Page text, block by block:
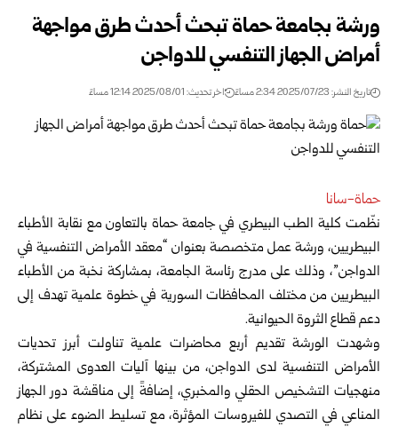
ورشة بجامعة حماة تبحث أحدث طرق مواجهة
أمراض الجهاز التنفسي للدواجن
تاريخ النشر: 2025/07/23 2:34 مساءً اخر تحديث: 2025/08/01 12:14 مساءً
حماة-سانا
نظّمت كلية الطب البيطري في جامعة حماة بالتعاون مع نقابة الأطباء
البيطريين، ورشة عمل متخصصة بعنوان “معقد الأمراض التنفسية في
الدواجن”، وذلك على مدرج رئاسة الجامعة، بمشاركة نخبة من الأطباء
البيطريين من مختلف المحافظات السورية في خطوة علمية تهدف إلى
دعم قطاع الثروة الحيوانية.
وشهدت الورشة تقديم أربع محاضرات علمية تناولت أبرز تحديات
الأمراض التنفسية لدى الدواجن، من بينها آليات العدوى المشتركة،
منهجيات التشخيص الحقلي والمخبري، إضافةً إلى مناقشة دور الجهاز
المناعي في التصدي للفيروسات المؤثرة، مع تسليط الضوء على نظام